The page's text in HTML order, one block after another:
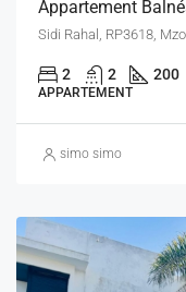
2 2 200
APPARTEMENT
simo simo